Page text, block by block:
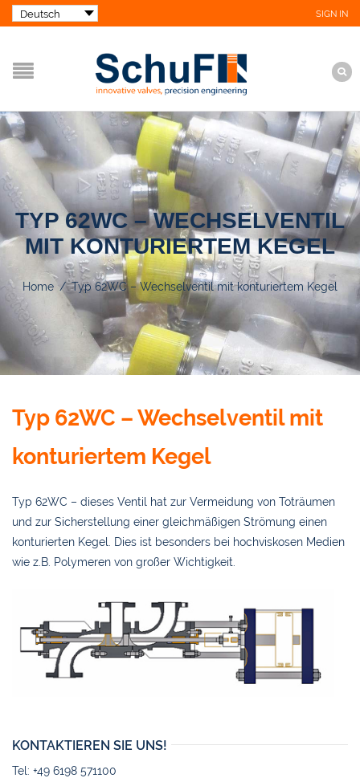
SIGN IN
TYP 62WC – WECHSELVENTIL
MIT KONTURIERTEM KEGEL
Home / Typ 62WC – Wechselventil mit konturiertem Kegel
Typ 62WC – Wechselventil mit
konturiertem Kegel
Typ 62WC – dieses Ventil hat zur Vermeidung von Toträumen
und zur Sicherstellung einer gleichmäßigen Strömung einen
konturierten Kegel. Dies ist besonders bei hochviskosen Medien
wie z.B. Polymeren von großer Wichtigkeit.
KONTAKTIEREN SIE UNS!
Tel: +49 6198 571100